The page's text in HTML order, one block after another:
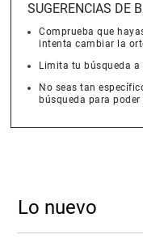
SUGERENCIAS DE
Comprueba que
intenta cambiar la
Limita tu búsqueda a
No seas tan
búsqueda para
Lo nuevo